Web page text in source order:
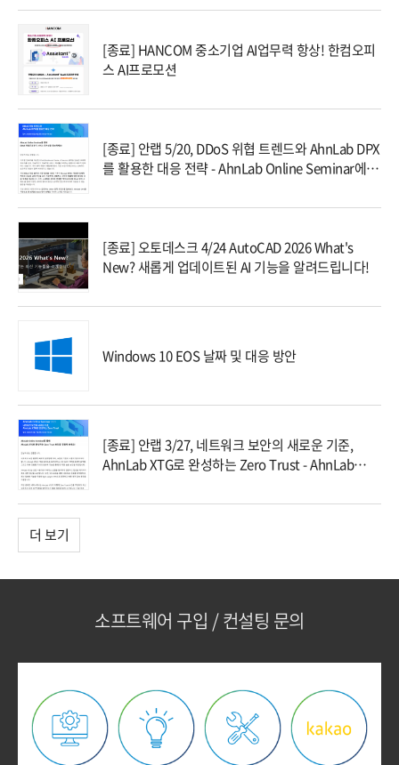
[종료] HANCOM 중소기업 AI업무력 항상! 한컴오피
스 AI프로모션
[종료] 안랩 5/20, DDoS 위협 트렌드와 AhnLab DPX
를 활용한 대응 전략 - AhnLab Online Seminar에 초
[종료] 오토데스크 4/24 AutoCAD 2026 What's
New? 새롭게 업데이트된 AI 기능을 알려드립니다!
Windows 10 EOS 날짜 및 대응 방안
[종료] 안랩 3/27, 네트워크 보안의 새로운 기준,
AhnLab XTG로 완성하는 Zero Trust - AhnLab
더 보기
소프트웨어 구입 / 컨설팅 문의